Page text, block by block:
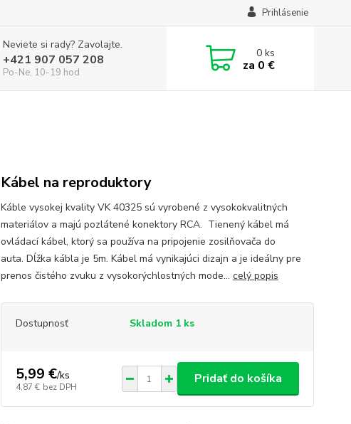
Prihlásenie
Neviete si rady? Zavolajte.
+421 907 057 208
Po-Ne, 10-19 hod
0ks
za 0 €
Kábel na reproduktory
Káble vysokej kvality VK 40325 sú vyrobené z vysokokvalitných
materiálov a majú pozlátené konektory RCA. Tienený kábel má
ovládací kábel, ktorý sa používa na pripojenie zosilňovača do
auta. Dĺžka kábla je 5m. Kábel má vynikajúci dizajn a je ideálny pre
prenos čistého zvuku z vysokorýchlostných mode... celý popis
Dostupnosť Skladom 1 ks
5,99 €/ks
4,87 € bez DPH
Pridať do košíka